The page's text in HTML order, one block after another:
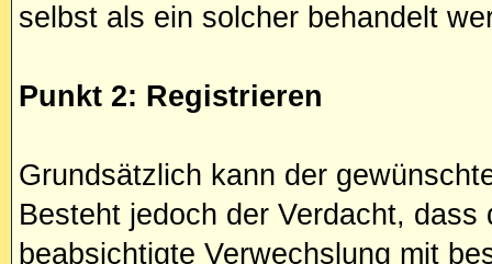
selbst als ein solcher behandelt
Punkt 2: Registrieren
Grundsätzlich kann der
Besteht jedoch der Verdacht,
beabsichtigte Verwechslung mit